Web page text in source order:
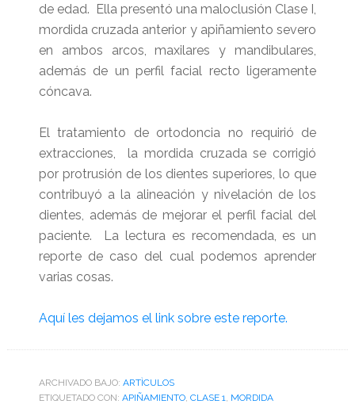
de edad. Ella presentó una maloclusión Clase I,
mordida cruzada anterior y apiñamiento severo
en ambos arcos, maxilares y mandibulares,
además de un perfil facial recto ligeramente
cóncava.
El tratamiento de ortodoncia no requirió de
extracciones, la mordida cruzada se corrigió
por protrusión de los dientes superiores, lo que
contribuyó a la alineación y nivelación de los
dientes, además de mejorar el perfil facial del
paciente. La lectura es recomendada, es un
reporte de caso del cual podemos aprender
varias cosas.
Aquí les dejamos el link sobre este reporte.
ARCHIVADO BAJO: ARTÌCULOS
ETIQUETADO CON: APIÑAMIENTO, CLASE 1
MORDIDA